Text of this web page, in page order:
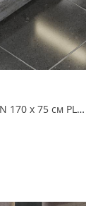
Ванна акриловая Maxonor PURE LIFE SALON 170 х 75 см PL-BT1704 белая